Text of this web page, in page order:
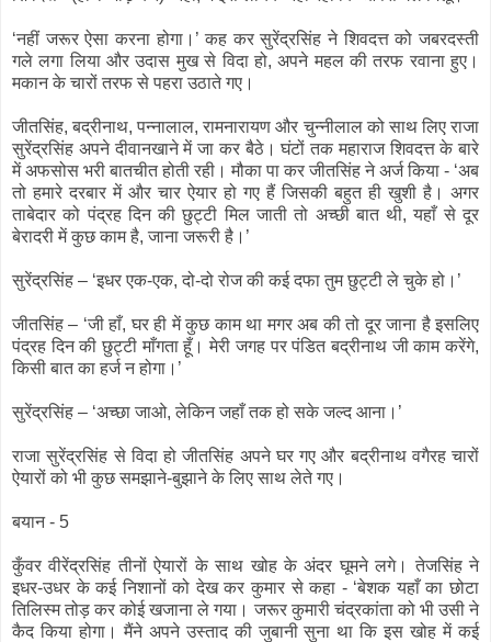
‘नहीं जरूर ऐसा करना होगा।’ कह कर सुरेंद्रसिंह ने शिवदत्त को जबरदस्ती
गले लगा लिया और उदास मुख से विदा हो, अपने महल की तरफ रवाना हुए।
मकान के चारों तरफ से पहरा उठाते गए।
जीतसिंह, बद्रीनाथ, पन्नालाल, रामनारायण और चुन्नीलाल को साथ लिए राजा
सुरेंद्रसिंह अपने दीवानखाने में जा कर बैठे। घंटों तक महाराज शिवदत्त के बारे
में अफसोस भरी बातचीत होती रही। मौका पा कर जीतसिंह ने अर्ज किया - ‘अब
तो हमारे दरबार में और चार ऐयार हो गए हैं जिसकी बहुत ही खुशी है। अगर
ताबेदार को पंद्रह दिन की छुट्टी मिल जाती तो अच्छी बात थी, यहाँ से दूर
बेरादरी में कुछ काम है, जाना जरूरी है।’
सुरेंद्रसिंह – ‘इधर एक-एक, दो-दो रोज की कई दफा तुम छुट्टी ले चुके हो।’
जीतसिंह – ‘जी हाँ, घर ही में कुछ काम था मगर अब की तो दूर जाना है इसलिए
पंद्रह दिन की छुट्टी माँगता हूँ। मेरी जगह पर पंडित बद्रीनाथ जी काम करेंगे,
किसी बात का हर्ज न होगा।’
सुरेंद्रसिंह – ‘अच्छा जाओ, लेकिन जहाँ तक हो सके जल्द आना।’
राजा सुरेंद्रसिंह से विदा हो जीतसिंह अपने घर गए और बद्रीनाथ वगैरह चारों
ऐयारों को भी कुछ समझाने-बुझाने के लिए साथ लेते गए।
बयान - 5
कुँवर वीरेंद्रसिंह तीनों ऐयारों के साथ खोह के अंदर घूमने लगे। तेजसिंह ने
इधर-उधर के कई निशानों को देख कर कुमार से कहा - ‘बेशक यहाँ का छोटा
तिलिस्म तोड़ कर कोई खजाना ले गया। जरूर कुमारी चंद्रकांता को भी उसी ने
कैद किया होगा। मैंने अपने उस्ताद की जुबानी सुना था कि इस खोह में कई